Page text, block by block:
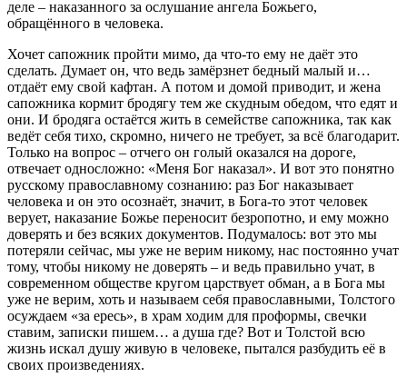
деле – наказанного за ослушание ангела Божьего,
обращённого в человека.
Хочет сапожник пройти мимо, да что-то ему не даёт это
сделать. Думает он, что ведь замёрзнет бедный малый и…
отдаёт ему свой кафтан. А потом и домой приводит, и жена
сапожника кормит бродягу тем же скудным обедом, что едят и
они. И бродяга остаётся жить в семействе сапожника, так как
ведёт себя тихо, скромно, ничего не требует, за всё благодарит.
Только на вопрос – отчего он голый оказался на дороге,
отвечает односложно: «Меня Бог наказал». И вот это понятно
русскому православному сознанию: раз Бог наказывает
человека и он это осознаёт, значит, в Бога-то этот человек
верует, наказание Божье переносит безропотно, и ему можно
доверять и без всяких документов. Подумалось: вот это мы
потеряли сейчас, мы уже не верим никому, нас постоянно учат
тому, чтобы никому не доверять – и ведь правильно учат, в
современном обществе кругом царствует обман, а в Бога мы
уже не верим, хоть и называем себя православными, Толстого
осуждаем «за ересь», в храм ходим для проформы, свечки
ставим, записки пишем… а душа где? Вот и Толстой всю
жизнь искал душу живую в человеке, пытался разбудить её в
своих произведениях.